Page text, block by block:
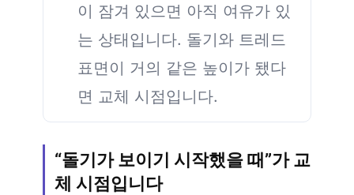
이 잠겨 있으면 아직 여유가 있
는 상태입니다. 돌기와 트레드
표면이 거의 같은 높이가 됐다
면 교체 시점입니다.
“돌기가 보이기 시작했을 때”가 교
체 시점입니다